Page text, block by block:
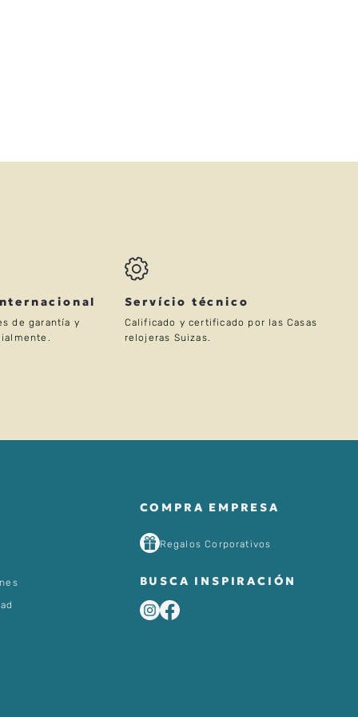
de garantía y
Servício técnico
Calificado y certificado por las Casas
relojeras Suizas.
COMPRA EMPRESA
Regalos Corporativos
BUSCA INSPIRACIÓN